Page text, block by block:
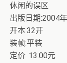
休闲的误区
出版日期:2004
开本:32开
装帧:平装
定价: 13.00元